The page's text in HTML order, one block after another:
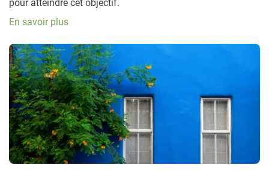
pour atteindre cet objectif.
En savoir plus